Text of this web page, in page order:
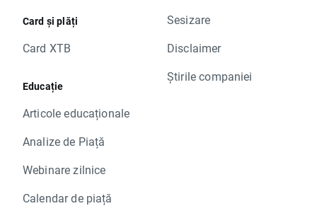
Card și plăți
Card XTB
Educație
Articole educaționale
Analize de Piață
Webinare zilnice
Calendar de piață
Sesizare
Disclaimer
Știrile companiei